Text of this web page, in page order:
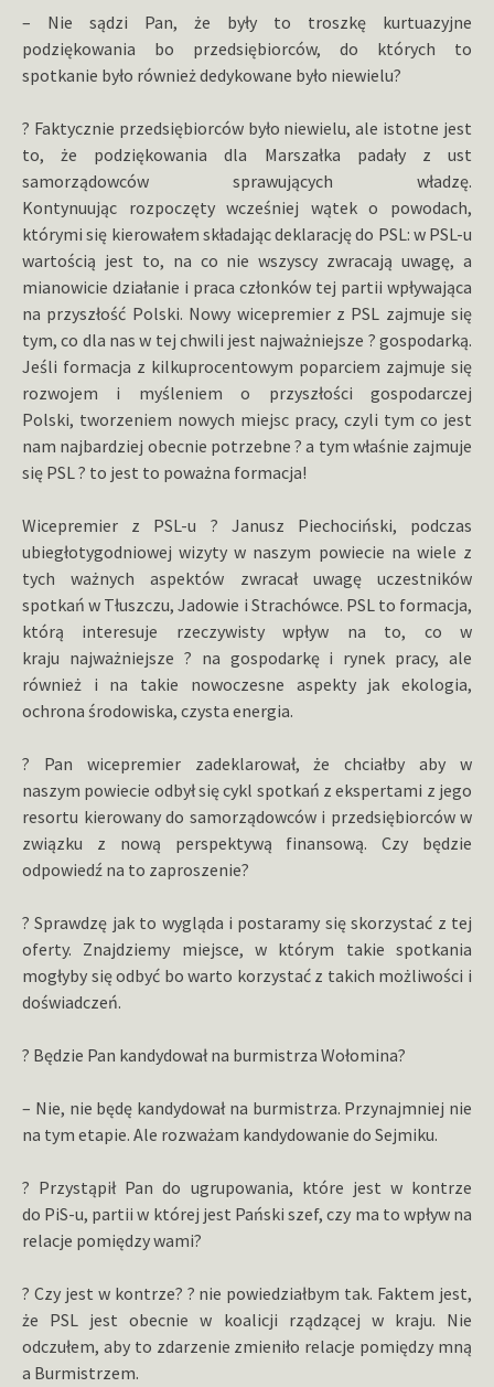
– Nie sądzi Pan, że były to troszkę kurtuazyjne
podziękowania bo przedsiębiorców, do których to
spotkanie było również dedykowane było niewielu?
? Faktycznie przedsiębiorców było niewielu, ale istotne jest
to, że podziękowania dla Marszałka padały z ust
samorządowców sprawujących władzę.
Kontynuując rozpoczęty wcześniej wątek o powodach,
którymi się kierowałem składając deklarację do PSL: w PSL-u
wartością jest to, na co nie wszyscy zwracają uwagę, a
mianowicie działanie i praca członków tej partii wpływająca
na przyszłość Polski. Nowy wicepremier z PSL zajmuje się
tym, co dla nas w tej chwili jest najważniejsze ? gospodarką.
Jeśli formacja z kilkuprocentowym poparciem zajmuje się
rozwojem i myśleniem o przyszłości gospodarczej
Polski, tworzeniem nowych miejsc pracy, czyli tym co jest
nam najbardziej obecnie potrzebne ? a tym właśnie zajmuje
się PSL ? to jest to poważna formacja!
Wicepremier z PSL-u ? Janusz Piechociński, podczas
ubiegłotygodniowej wizyty w naszym powiecie na wiele z
tych ważnych aspektów zwracał uwagę uczestników
spotkań w Tłuszczu, Jadowie i Strachówce. PSL to formacja,
którą interesuje rzeczywisty wpływ na to, co w
kraju najważniejsze ? na gospodarkę i rynek pracy, ale
również i na takie nowoczesne aspekty jak ekologia,
ochrona środowiska, czysta energia.
? Pan wicepremier zadeklarował, że chciałby aby w
naszym powiecie odbył się cykl spotkań z ekspertami z jego
resortu kierowany do samorządowców i przedsiębiorców w
związku z nową perspektywą finansową. Czy będzie
odpowiedź na to zaproszenie?
? Sprawdzę jak to wygląda i postaramy się skorzystać z tej
oferty. Znajdziemy miejsce, w którym takie spotkania
mogłyby się odbyć bo warto korzystać z takich możliwości i
doświadczeń.
? Będzie Pan kandydował na burmistrza Wołomina?
– Nie, nie będę kandydował na burmistrza. Przynajmniej nie
na tym etapie. Ale rozważam kandydowanie do Sejmiku.
? Przystąpił Pan do ugrupowania, które jest w kontrze
do PiS-u, partii w której jest Pański szef, czy ma to wpływ na
relacje pomiędzy wami?
? Czy jest w kontrze? ? nie powiedziałbym tak. Faktem jest,
że PSL jest obecnie w koalicji rządzącej w kraju. Nie
odczułem, aby to zdarzenie zmieniło relacje pomiędzy mną
a Burmistrzem.